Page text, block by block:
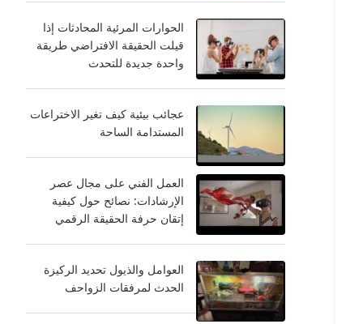
الحوارات المرئية المحادثات إذا
قيلت الحقيقة الافتراضي طريقة
واحدة جديدة للتحدث
عجائب بيئية كيف تغير الاختراعات
المستدامة الساحة
العمل الفني على مجال عصر
الإرشادات: نصائح حول كيفية
إتقان حرفة الحقيقة الرقمي
العوامل والذيول تحديد الركيزة
الحدث لمرفقات الزواحف